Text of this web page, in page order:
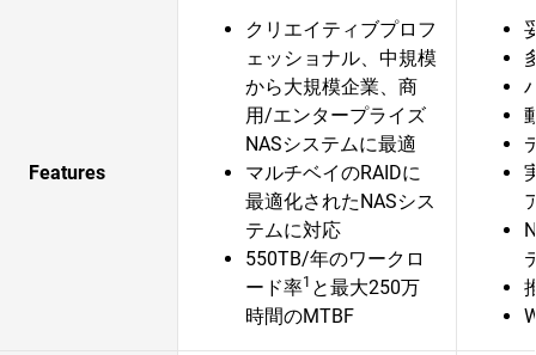
Features
クリエイティブプロフ
ェッショナル、中規模
から大規模企業、商
用/エンタープライズ
NASシステムに最適
マルチベイのRAIDに
最適化されたNASシス
テムに対応
550TB/年のワークロ
ード率1 と最大250万
時間のMTBF